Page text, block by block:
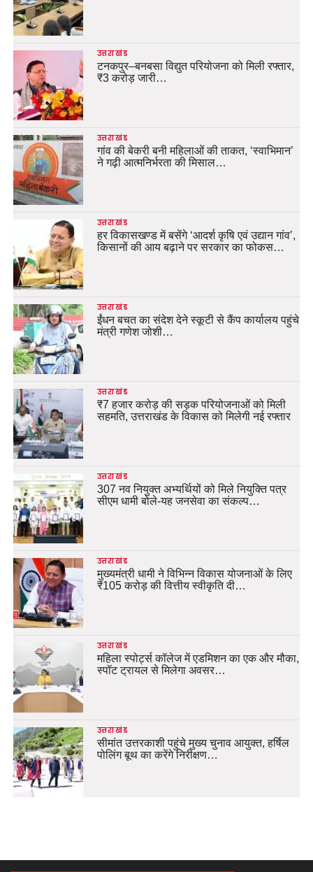
उत्तराखंड
टनकपुर–बनबसा विद्युत परियोजना को मिली रफ्तार,
₹3 करोड़ जारी…
उत्तराखंड
गांव की बेकरी बनी महिलाओं की ताकत, ‘स्वाभिमान’
ने गढ़ी आत्मनिर्भरता की मिसाल…
उत्तराखंड
हर विकासखण्ड में बसेंगे ‘आदर्श कृषि एवं उद्यान गांव’,
किसानों की आय बढ़ाने पर सरकार का फोकस…
उत्तराखंड
ईंधन बचत का संदेश देने स्कूटी से कैंप कार्यालय पहुंचे
मंत्री गणेश जोशी…
उत्तराखंड
₹7 हजार करोड़ की सड़क परियोजनाओं को मिली
सहमति, उत्तराखंड के विकास को मिलेगी नई रफ्तार
उत्तराखंड
307 नव नियुक्त अभ्यर्थियों को मिले नियुक्ति पत्र
सीएम धामी बोले-यह जनसेवा का संकल्प…
उत्तराखंड
मुख्यमंत्री धामी ने विभिन्न विकास योजनाओं के लिए
₹105 करोड़ की वित्तीय स्वीकृति दी…
उत्तराखंड
महिला स्पोर्ट्स कॉलेज में एडमिशन का एक और मौका,
स्पॉट ट्रायल से मिलेगा अवसर…
उत्तराखंड
सीमांत उत्तरकाशी पहुंचे मुख्य चुनाव आयुक्त, हर्षिल
पोलिंग बूथ का करेंगे निरीक्षण…